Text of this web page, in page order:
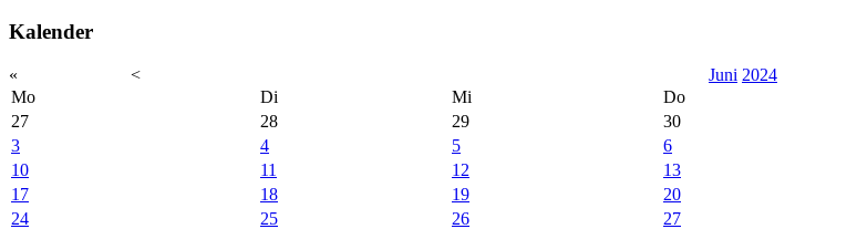
Kalender
« < Juni 2024
Mo
Di Mi Do
27
28 29 30
3
4 5 6
10
11 12 13
17
18 19 20
24
25 26 27